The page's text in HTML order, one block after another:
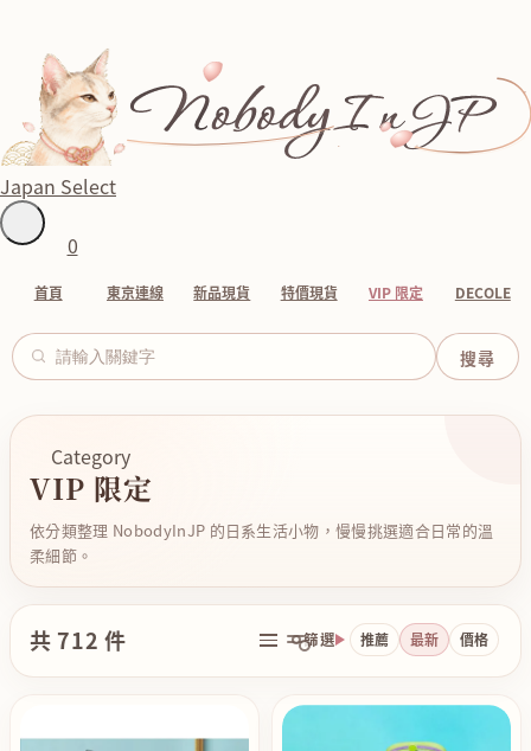
Japan Select
0
首頁 東京連線 新品現貨 特價現貨 VIP 限定 DECOLE
Category
VIP 限定
依分類整理 NobodyInJP 的日系生活小物，慢慢挑選適合日常的溫
柔細節。
共 712 件 篩選 推薦 最新 價格